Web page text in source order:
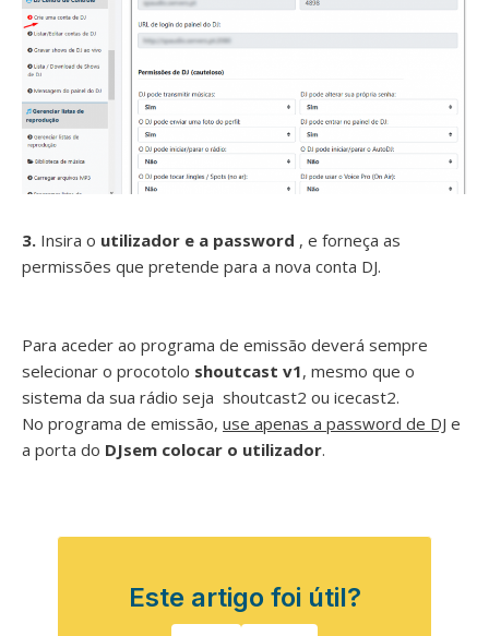
3. Insira o utilizador e a password , e forneça as
permissões que pretende para a nova conta DJ.
Para aceder ao programa de emissão deverá sempre
selecionar o procotolo shoutcast v1, mesmo que o
sistema da sua rádio seja shoutcast2 ou icecast2.
No programa de emissão, use apenas a password de DJ e
a porta do DJsem colocar o utilizador.
Este artigo foi útil?